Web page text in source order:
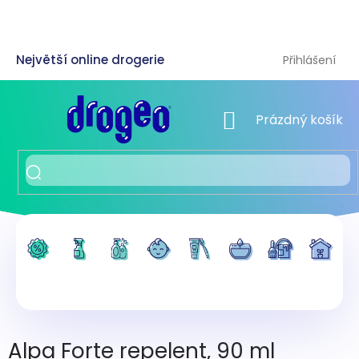
Přihlášení
NÁKUPNÍ KOŠÍK
Prázdný košík
Alpa Forte repelent, 90 ml